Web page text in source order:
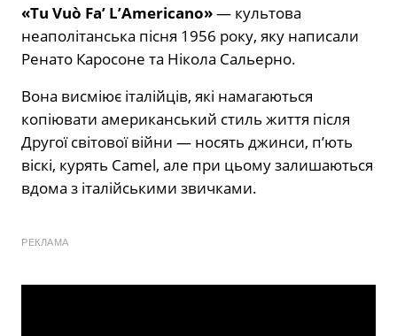
«Tu Vuò Fa’ L’Americano»— культова
неаполітанська пісня 1956 року, яку написали
Ренато Каросоне та Нікола Сальерно.
Вона висміює італійців, які намагаються
копіювати американський стиль життя після
Другої світової війни — носять джинси, п’ють
віскі, курять Camel, але при цьому залишаються
вдома з італійськими звичками.
РЕКЛАМА